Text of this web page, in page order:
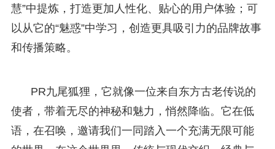
慧”中提炼，打造更加人性化、贴心的用户体验；可
以从它的“魅惑”中学习，创造更具吸引力的品牌故事
和传播策略。
PR九尾狐狸，它就像一位来自东方古老传说的
使者，带着无尽的神秘和魅力，悄然降临。它在低
语，在召唤，邀请我们一同踏入一个充满无限可能